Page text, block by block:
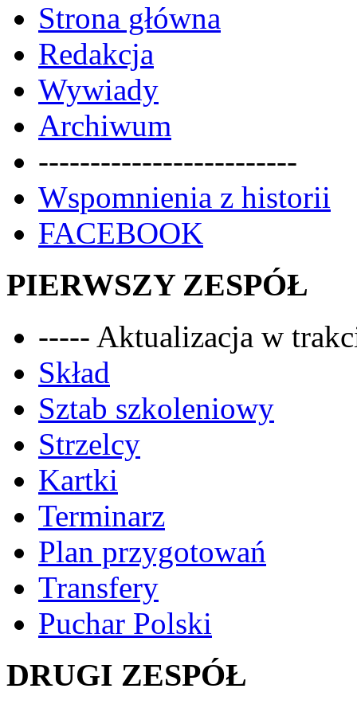
Strona główna
Redakcja
Wywiady
Archiwum
-------------------------
Wspomnienia z historii
FACEBOOK
PIERWSZY ZESPÓŁ
----- Aktualizacja w
Skład
Sztab szkoleniowy
Strzelcy
Kartki
Terminarz
Plan przygotowań
Transfery
Puchar Polski
DRUGI ZESPÓŁ